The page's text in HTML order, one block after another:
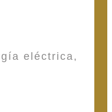
eléctrica,